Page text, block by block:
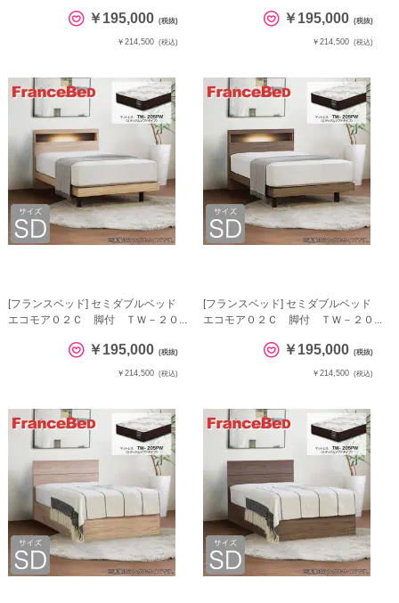
￥195,000 (税抜)
￥214,500 (税込)
￥195,000 (税抜)
￥214,500 (税込)
[フランスベッド] セミダブルベッド
エコモア０２Ｃ 脚付 ＴＷ－２０...
￥195,000 (税抜)
￥214,500 (税込)
[フランスベッド] セミダブルベッド
エコモア０２Ｃ 脚付 ＴＷ－２０...
￥195,000 (税抜)
￥214,500 (税込)